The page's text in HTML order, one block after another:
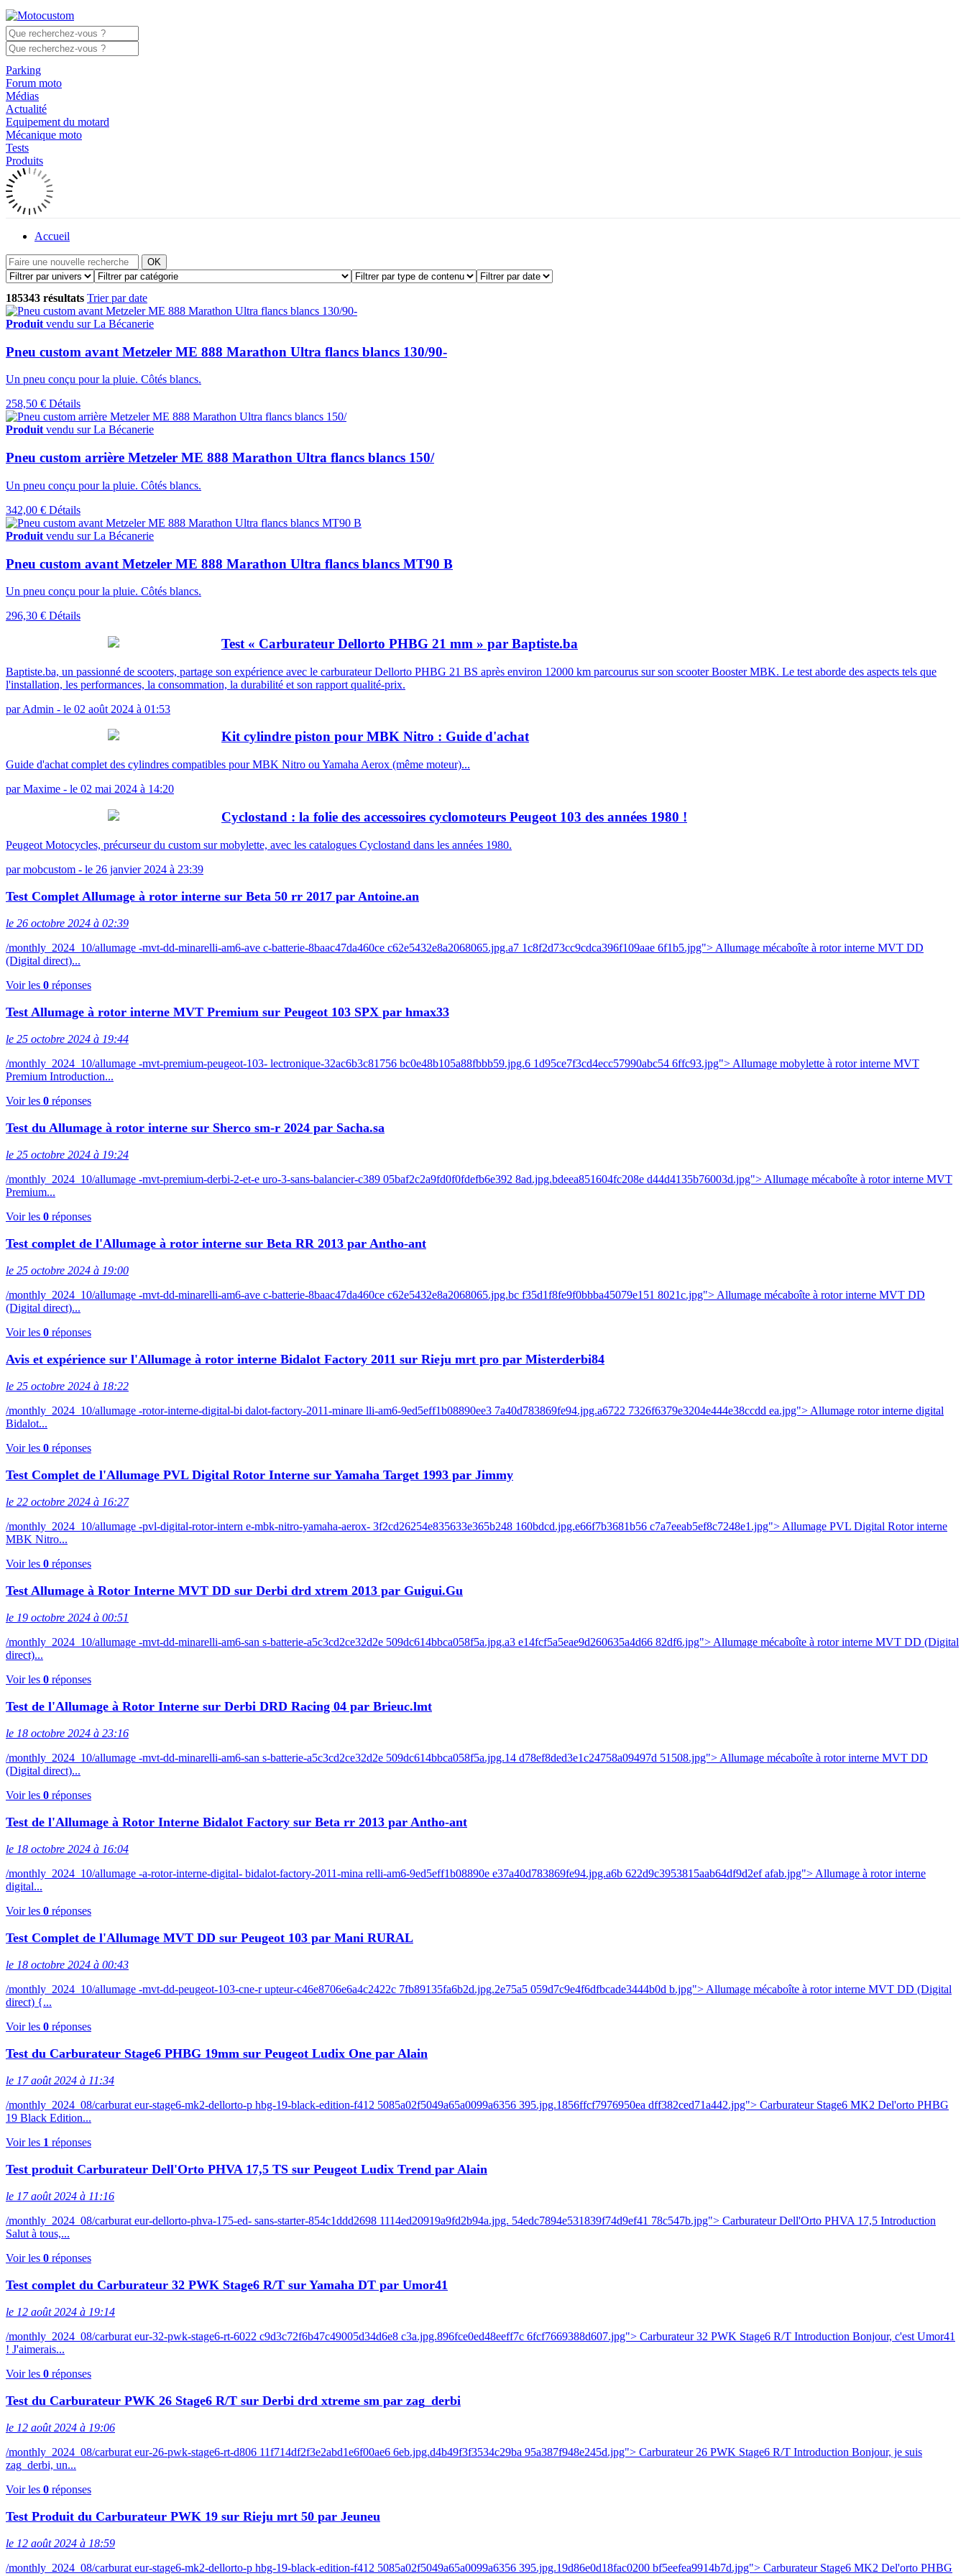
Parking
Forum moto
Médias
Actualité
Equipement du motard
Mécanique moto
Tests
Produits
Accueil
OK
185343 résultats Trier par date
Produit vendu sur La Bécanerie
Pneu custom avant Metzeler ME 888 Marathon Ultra flancs blancs 130/90-
Un pneu conçu pour la pluie. Côtés blancs.
258,50 € Détails
Produitvendu sur La Bécanerie
Pneu custom arrière Metzeler ME 888 Marathon Ultra flancs blancs 150/
Un pneu conçu pour la pluie. Côtés blancs.
342,00 € Détails
Produit vendu sur La Bécanerie
Pneu custom avant Metzeler ME 888 Marathon Ultra flancs blancs MT90 B
Un pneu conçu pour la pluie. Côtés blancs.
296,30 € Détails
Test « Carburateur Dellorto PHBG 21 mm » par Baptiste.ba
Baptiste.ba, un passionné de scooters, partage son expérience avec le carburateur Dellorto PHBG 21 BS après environ 12000 km parcourus sur son scooter Booster MBK. Le test aborde des aspects tels que
l'installation, les performances, la consommation, la durabilité et son rapport qualité-prix.
parAdmin - le 02 août 2024 à 01:53
Kit cylindre piston pour MBK Nitro : Guide d'achat
Guide d'achat complet des cylindres compatibles pour MBK Nitro ou Yamaha Aerox (même moteur)...
parMaxime - le 02 mai 2024 à 14:20
Cyclostand : la folie des accessoires cyclomoteurs Peugeot 103 des années 1980 !
Peugeot Motocycles, précurseur du custom sur mobylette, avec les catalogues Cyclostand dans les années 1980.
parmobcustom - le 26 janvier 2024 à 23:39
Test Complet Allumage à rotor interne sur Beta 50 rr 2017 par Antoine.an
le 26 octobre 2024 à 02:39
/monthly_2024_10/allumage -mvt-dd-minarelli-am6-ave c-batterie-8baac47da460ce c62e5432e8a2068065.jpg.a7 1c8f2d73cc9cdca396f109aae 6f1b5.jpg"> Allumage mécaboîte à rotor interne MVT DD
(Digital direct)...
Voir les 0 réponses
Test Allumage à rotor interne MVT Premium sur Peugeot 103 SPX par hmax33
le 25 octobre 2024 à 19:44
/monthly_2024_10/allumage -mvt-premium-peugeot-103- lectronique-32ac6b3c81756 bc0e48b105a88fbbb59.jpg.6 1d95ce7f3cd4ecc57990abc54 6ffc93.jpg"> Allumage mobylette à rotor interne MVT
Premium Introduction...
Voir les 0 réponses
Test du Allumage à rotor interne sur Sherco sm-r 2024 par Sacha.sa
le 25 octobre 2024 à 19:24
/monthly_2024_10/allumage -mvt-premium-derbi-2-et-e uro-3-sans-balancier-c389 05baf2c2a9fd0f0fdefb6e392 8ad.jpg.bdeea851604fc208e d44d4135b76003d.jpg"> Allumage mécaboîte à rotor interne MVT
Premium...
Voir les 0 réponses
Test complet de l'Allumage à rotor interne sur Beta RR 2013 par Antho-ant
le 25 octobre 2024 à 19:00
/monthly_2024_10/allumage -mvt-dd-minarelli-am6-ave c-batterie-8baac47da460ce c62e5432e8a2068065.jpg.bc f35d1f8fe9f0bbba45079e151 8021c.jpg"> Allumage mécaboîte à rotor interne MVT DD
(Digital direct)...
Voir les 0 réponses
Avis et expérience sur l'Allumage à rotor interne Bidalot Factory 2011 sur Rieju mrt pro par Misterderbi84
le 25 octobre 2024 à 18:22
/monthly_2024_10/allumage -rotor-interne-digital-bi dalot-factory-2011-minare lli-am6-9ed5eff1b08890ee3 7a40d783869fe94.jpg.a6722 7326f6379e3204e444e38ccdd ea.jpg"> Allumage rotor interne digital
Bidalot...
Voir les 0 réponses
Test Complet de l'Allumage PVL Digital Rotor Interne sur Yamaha Target 1993 par Jimmy
le 22 octobre 2024 à 16:27
/monthly_2024_10/allumage -pvl-digital-rotor-intern e-mbk-nitro-yamaha-aerox- 3f2cd26254e835633e365b248 160bdcd.jpg.e66f7b3681b56 c7a7eeab5ef8c7248e1.jpg"> Allumage PVL Digital Rotor interne
MBK Nitro...
Voir les 0 réponses
Test Allumage à Rotor Interne MVT DD sur Derbi drd xtrem 2013 par Guigui.Gu
le 19 octobre 2024 à 00:51
/monthly_2024_10/allumage -mvt-dd-minarelli-am6-san s-batterie-a5c3cd2ce32d2e 509dc614bbca058f5a.jpg.a3 e14fcf5a5eae9d260635a4d66 82df6.jpg"> Allumage mécaboîte à rotor interne MVT DD (Digital
direct)...
Voir les 0 réponses
Test de l'Allumage à Rotor Interne sur Derbi DRD Racing 04 par Brieuc.lmt
le 18 octobre 2024 à 23:16
/monthly_2024_10/allumage -mvt-dd-minarelli-am6-san s-batterie-a5c3cd2ce32d2e 509dc614bbca058f5a.jpg.14 d78ef8ded3e1c24758a09497d 51508.jpg"> Allumage mécaboîte à rotor interne MVT DD
(Digital direct)...
Voir les 0 réponses
Test de l'Allumage à Rotor Interne Bidalot Factory sur Beta rr 2013 par Antho-ant
le 18 octobre 2024 à 16:04
/monthly_2024_10/allumage -a-rotor-interne-digital- bidalot-factory-2011-mina relli-am6-9ed5eff1b08890e e37a40d783869fe94.jpg.a6b 622d9c3953815aab64df9d2ef afab.jpg"> Allumage à rotor interne
digital...
Voir les 0 réponses
Test Complet de l'Allumage MVT DD sur Peugeot 103 par Mani RURAL
le 18 octobre 2024 à 00:43
/monthly_2024_10/allumage -mvt-dd-peugeot-103-cne-r upteur-c46e8706e6a4c2422c 7fb89135fa6b2d.jpg.2e75a5 059d7c9e4f6dfbcade3444b0d b.jpg"> Allumage mécaboîte à rotor interne MVT DD (Digital
direct) {...
Voir les 0 réponses
Test du Carburateur Stage6 PHBG 19mm sur Peugeot Ludix One par Alain
le 17 août 2024 à 11:34
/monthly_2024_08/carburat eur-stage6-mk2-dellorto-p hbg-19-black-edition-f412 5085a02f5049a65a0099a6356 395.jpg.1856ffcf7976950ea dff382ced71a442.jpg"> Carburateur Stage6 MK2 Del'orto PHBG
19 Black Edition...
Voir les 1 réponses
Test produit Carburateur Dell'Orto PHVA 17,5 TS sur Peugeot Ludix Trend par Alain
le 17 août 2024 à 11:16
/monthly_2024_08/carburat eur-dellorto-phva-175-ed- sans-starter-854c1ddd2698 1114ed20919a9fd2b94a.jpg. 54edc7894e531839f74d9ef41 78c547b.jpg"> Carburateur Dell'Orto PHVA 17,5 Introduction
Salut à tous,...
Voir les 0 réponses
Test complet du Carburateur 32 PWK Stage6 R/T sur Yamaha DT par Umor41
le 12 août 2024 à 19:14
/monthly_2024_08/carburat eur-32-pwk-stage6-rt-6022 c9d3c72f6b47c49005d34d6e8 c3a.jpg.896fce0ed48eeff7c 6fcf7669388d607.jpg"> Carburateur 32 PWK Stage6 R/T Introduction Bonjour, c'est Umor41
! J'aimerais...
Voir les 0 réponses
Test du Carburateur PWK 26 Stage6 R/T sur Derbi drd xtreme sm par zag_derbi
le 12 août 2024 à 19:06
/monthly_2024_08/carburat eur-26-pwk-stage6-rt-d806 11f714df2f3e2abd1e6f00ae6 6eb.jpg.d4b49f3f3534c29ba 95a387f948e245d.jpg"> Carburateur 26 PWK Stage6 R/T Introduction Bonjour, je suis
zag_derbi, un...
Voir les 0 réponses
Test Produit du Carburateur PWK 19 sur Rieju mrt 50 par Jeuneu
le 12 août 2024 à 18:59
/monthly_2024_08/carburat eur-stage6-mk2-dellorto-p hbg-19-black-edition-f412 5085a02f5049a65a0099a6356 395.jpg.19d86e0d18fac0200 bf5eefea9914b7d.jpg"> Carburateur Stage6 MK2 Del'orto PHBG